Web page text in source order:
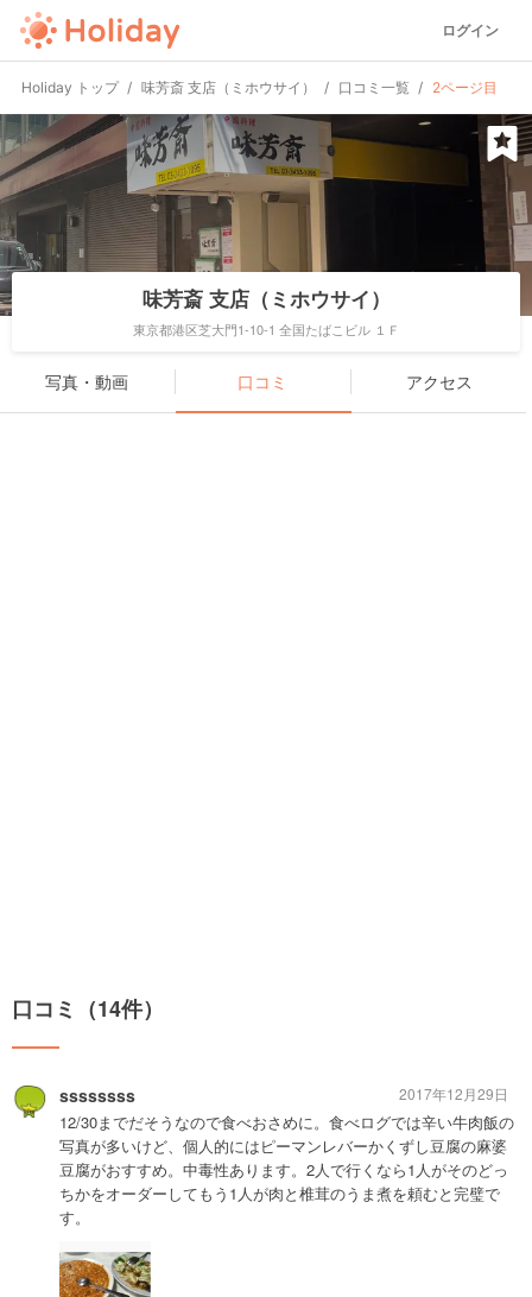
ログイン
Holiday トップ 味芳斎 支店（ミホウサイ） 口コミ一覧 2ページ目
味芳斎 支店（ミホウサイ）
東京都港区芝大門1-10-1 全国たばこビル １Ｆ
写真・動画 口コミ アクセス
口コミ（14件）
ssssssss
12/30までだそうなので食べおさめに。食べログでは辛い牛肉飯の
写真が多いけど、個人的にはピーマンレバーかくずし豆腐の麻婆
豆腐がおすすめ。中毒性あります。2人で行くなら1人がそのどっ
ちかをオーダーしてもう1人が肉と椎茸のうま煮を頼むと完璧で
す。
2017年12月29日